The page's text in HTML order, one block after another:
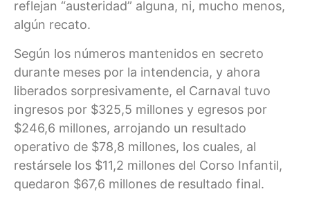
reflejan “austeridad” alguna, ni, mucho menos,
algún recato.
Según los números mantenidos en secreto
durante meses por la intendencia, y ahora
liberados sorpresivamente, el Carnaval tuvo
ingresos por $325,5 millones y egresos por
$246,6 millones, arrojando un resultado
operativo de $78,8 millones, los cuales, al
restársele los $11,2 millones del Corso Infantil,
quedaron $67,6 millones de resultado final.